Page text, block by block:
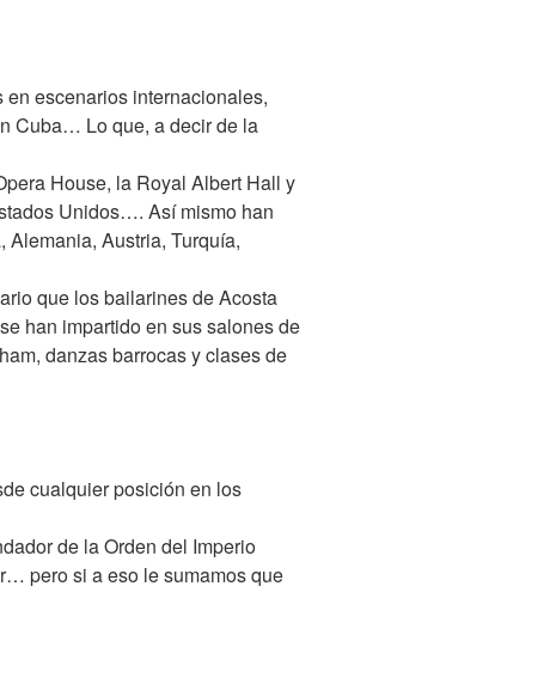
escenarios internacionales,
Cuba… Lo que, a decir de la
House, la Royal Albert Hall y
Unidos…. Así mismo han
Austria, Turquía,
que los bailarines de Acosta
han impartido en sus salones de
danzas barrocas y clases de
cualquier posición en los
de la Orden del Imperio
pero si a eso le sumamos que